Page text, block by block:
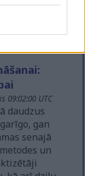
atklāt
mērķiem,
Lasīt
09:02:00 UTC
daudzus
gan
senajā
un